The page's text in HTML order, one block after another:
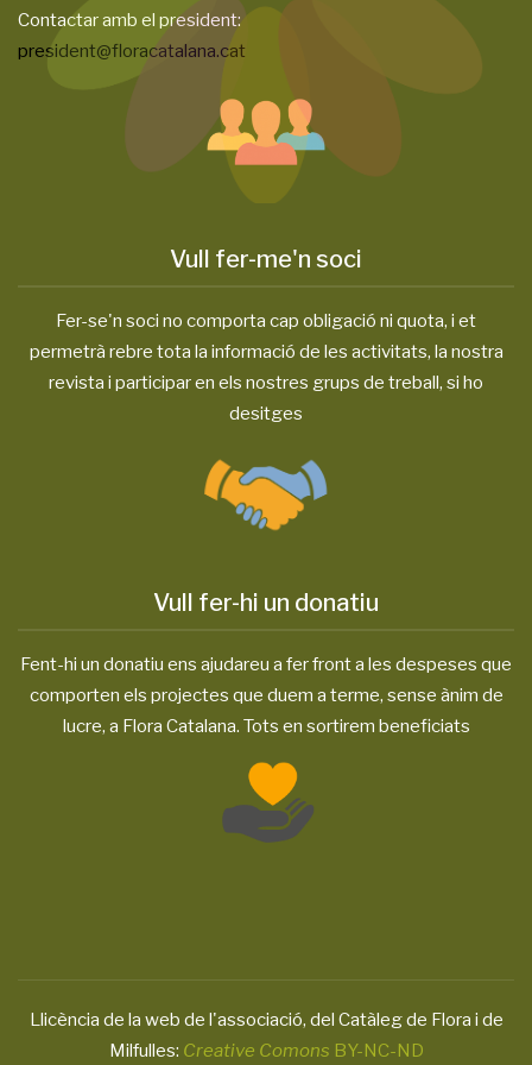
Contactar amb el president:
president@floracatalana.cat
Vull fer-me'n soci
Fer-se'n soci no comporta cap obligació ni quota, i et
permetrà rebre tota la informació de les activitats, la nostra
revista i participar en els nostres grups de treball, si ho
desitges
Vull fer-hi un donatiu
Fent-hi un donatiu ens ajudareu a fer front a les despeses que
comporten els projectes que duem a terme, sense ànim de
lucre, a Flora Catalana. Tots en sortirem beneficiats
Llicència de la web de l'associació, del Catàleg de Flora i de
Milfulles: Creative Comons BY-NC-ND